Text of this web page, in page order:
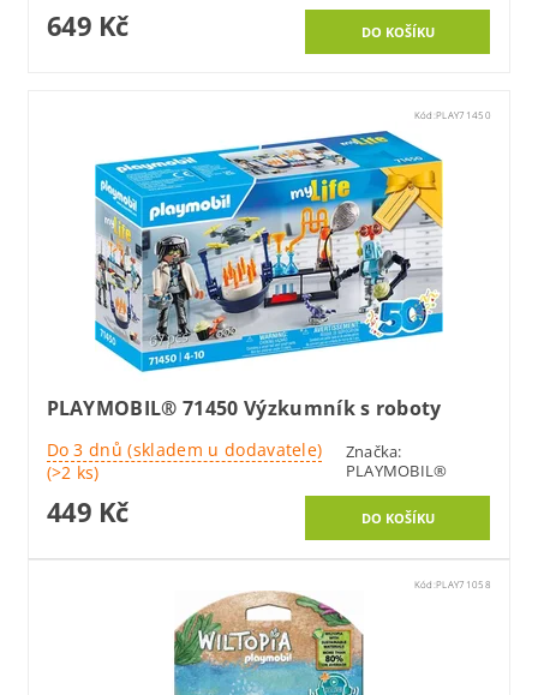
649 Kč
Kód:PLAY71450
PLAYMOBIL® 71450 Výzkumník s roboty
Do 3 dnů (skladem u dodavatele)
(>2 ks)
Značka:
PLAYMOBIL®
449 Kč
Kód:PLAY71058